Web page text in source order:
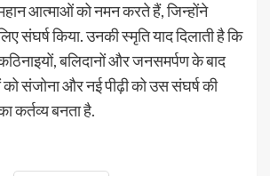
आत्माओं को नमन करते हैं, जिन्होंने
संघर्ष किया. उनकी स्मृति याद दिलाती है कि
बलिदानों और जनसमर्पण के बाद
को संजोना और नई पीढ़ी को उस संघर्ष की
कर्तव्य बनता है.